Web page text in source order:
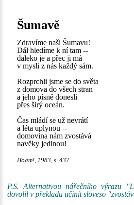
Šumavě
Zdravíme naši Šumavu!
Dál hledíme k ní tam --
daleko je a přec ji má
v mysli z nás každý sám.
Rozprchli jsme se do světa
z domova do všech stran
a jeho písně donesli
přes širý oceán.
Čas mládí se už nevrátí
a léta uplynou --
domovina nám zvostává
navěky jedinou!
Hoam!, 1983, s. 437
P.S. Alternativou nářečního výrazu
dovolil v překladu učinit sloveso